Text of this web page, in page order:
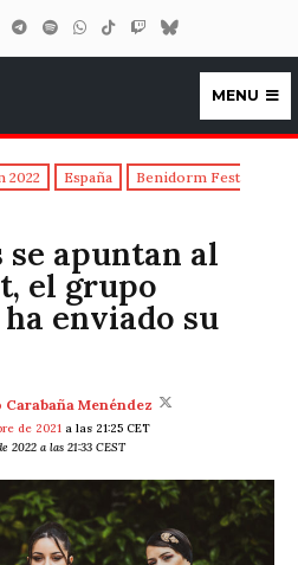
MENU
2022 España Benidorm Fest
apuntan al
el grupo
enviado su
Carabaña Menéndez
de 2021 a las 21:25 CET
2022 a las 21:33 CEST